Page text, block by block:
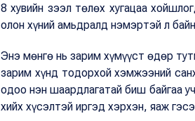
8 хувийн зээл төлөх хугацаа
олон хүний амьдралд нэмэртэй л
Энэ мөнгө нь зарим хүмүүст өдөр
зарим хүнд тодорхой хэмжээний
одоо нэн шаардлагатай биш байгаа
хийх хүсэлтэй иргэд хэрхэн, яаж